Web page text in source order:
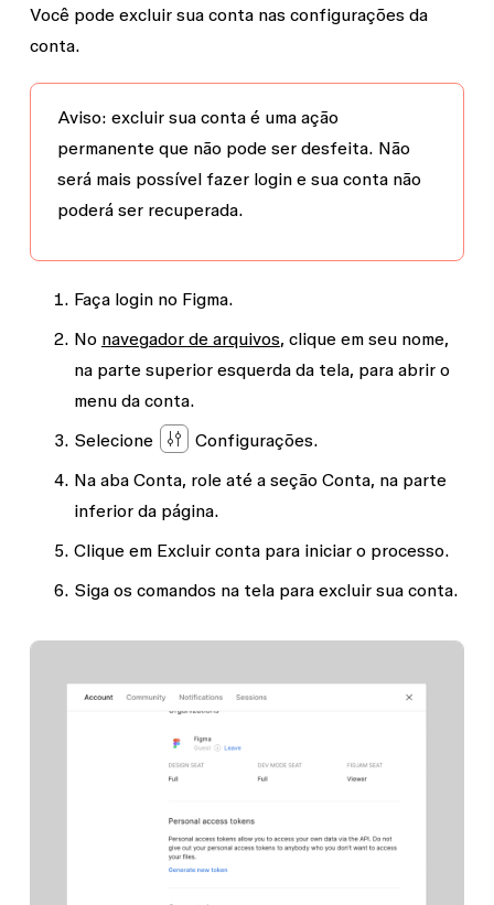
Você pode excluir sua conta nas configurações da
conta.
Aviso: excluir sua conta é uma ação
permanente que não pode ser desfeita. Não
será mais possível fazer login e sua conta não
poderá ser recuperada.
Faça login no Figma.
No navegador de arquivos, clique em seu nome,
na parte superior esquerda da tela, para abrir o
menu da conta.
Selecione
Configurações.
Na aba Conta, role até a seção Conta, na parte
inferior da página.
Clique em Excluir contapara iniciar o processo.
Siga os comandos na tela para excluir sua conta.